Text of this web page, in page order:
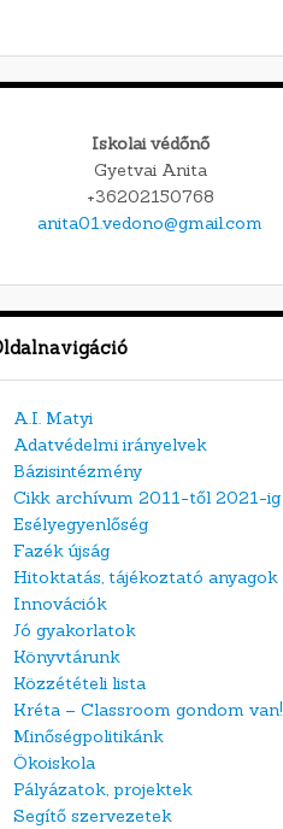
Iskolai védőnő
Gyetvai Anita
+36202150768
anita01.vedono@gmail.com
A.I. Matyi
Adatvédelmi irányelvek
Bázisintézmény
Cikk archívum 2011-től 2021-ig
Esélyegyenlőség
Fazék újság
Hitoktatás, tájékoztató anyagok
Innovációk
Jó gyakorlatok
Könyvtárunk
Közzétételi lista
Kréta – Classroom gondom van!
Minőségpolitikánk
Ökoiskola
Pályázatok, projektek
Segítő szervezetek